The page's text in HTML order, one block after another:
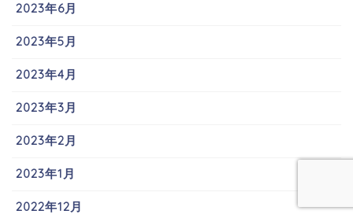
2023年6月
2023年5月
2023年4月
2023年3月
2023年2月
2023年1月
2022年12月